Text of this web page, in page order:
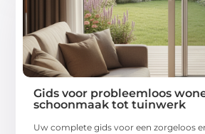
Gids voor probleemloos
schoonmaak tot tuinwerk
Uw complete gids voor een zorgeloos